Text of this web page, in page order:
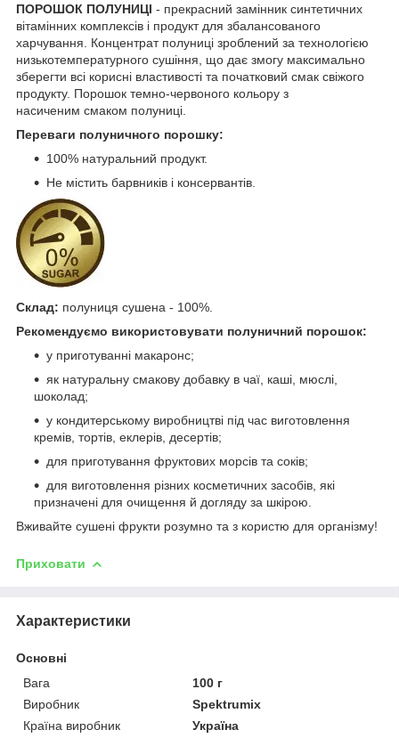
ПОРОШОК ПОЛУНИЦІ - прекрасний замінник синтетичних
вітамінних комплексів і продукт для збалансованого
харчування. Концентрат полуниці зроблений за технологією
низькотемпературного сушіння, що дає змогу максимально
зберегти всі корисні властивості та початковий смак свіжого
продукту. Порошок темно-червоного кольору з
насиченим смаком полуниці.
Переваги полуничного порошку:
100% натуральний продукт.
Не містить барвників і консервантів.
Склад: полуниця сушена - 100%.
Рекомендуємо використовувати полуничний порошок:
у приготуванні макаронс;
як натуральну смакову добавку в чаї, каші, мюслі,
шоколад;
у кондитерському виробництві під час виготовлення
кремів, тортів, еклерів, десертів;
для приготування фруктових морсів та соків;
для виготовлення різних косметичних засобів, які
призначені для очищення й догляду за шкірою.
Вживайте сушені фрукти розумно та з користю для організму!
Приховати
Характеристики
Основні
Вага
100 г
Виробник
Spektrumix
Країна виробник
Україна